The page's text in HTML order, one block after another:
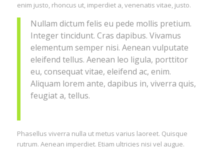
enim justo, rhoncus ut, imperdiet a, venenatis vitae, justo.
Nullam dictum felis eu pede mollis pretium.
Integer tincidunt. Cras dapibus. Vivamus
elementum semper nisi. Aenean vulputate
eleifend tellus. Aenean leo ligula, porttitor
eu, consequat vitae, eleifend ac, enim.
Aliquam lorem ante, dapibus in, viverra quis,
feugiat a, tellus.
Phasellus viverra nulla ut metus varius laoreet. Quisque
rutrum. Aenean imperdiet. Etiam ultricies nisi vel augue.